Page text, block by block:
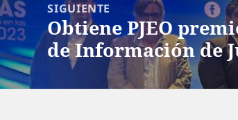
SIGUIENTE
Siguiente
entrada:
Obtiene PJEO
de Información de